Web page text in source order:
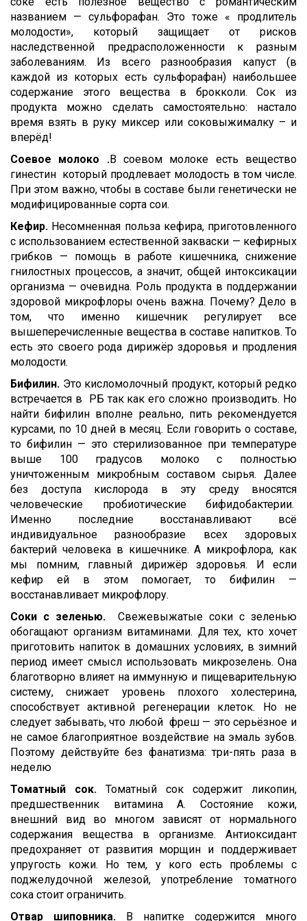
названием — сульфорафан. Это тоже « продлитель
молодости», который защищает от рисков
наследственной предрасположенности к разным
заболеваниям. Из всего разнообразия капуст (в
каждой из которых есть сульфорафан) наибольшее
содержание этого вещества в брокколи. Сок из
продукта можно сделать самостоятельно: настало
время взять в руку миксер или соковыжималку – и
вперёд!
Соевое молоко .В соевом молоке есть вещество
гинестин который продлевает молодость в том числе.
При этом важно, чтобы в составе были генетически не
модифицированные сорта сои.
Кефир. Несомненная польза кефира, приготовленного
с использованием естественной закваски — кефирных
грибков — помощь в работе кишечника, снижение
гнилостных процессов, а значит, общей интоксикации
организма — очевидна. Роль продукта в поддержании
здоровой микрофлоры очень важна. Почему? Дело в
том, что именно кишечник регулирует все
вышеперечисленные вещества в составе напитков. То
есть это своего рода дирижёр здоровья и продления
молодости.
Бифилин. Это кисломолочный продукт, который редко
встречается в РБ так как его сложно производить. Но
найти бифилин вполне реально, пить рекомендуется
курсами, по 10 дней в месяц. Если говорить о составе,
то бифилин — это стерилизованное при температуре
выше 100 градусов молоко с полностью
уничтоженным микробным составом сырья. Далее
без доступа кислорода в эту среду вносятся
человеческие пробиотические бифидобактерии.
Именно последние восстанавливают всё
индивидуальное разнообразие всех здоровых
бактерий человека в кишечнике. А микрофлора, как
мы помним, главный дирижёр здоровья. И если
кефир ей в этом помогает, то бифилин —
восстанавливает микрофлору.
Соки с зеленью. Свежевыжатые соки с зеленью
обогащают организм витаминами. Для тех, кто хочет
приготовить напиток в домашних условиях, в зимний
период имеет смысл использовать микрозелень. Она
благотворно влияет на иммунную и пищеварительную
систему, снижает уровень плохого холестерина,
способствует активной регенерации клеток. Но не
следует забывать, что любой фреш — это серьёзное и
не самое благоприятное воздействие на эмаль зубов.
Поэтому действуйте без фанатизма: три-пять раза в
неделю
Томатный сок. Томатный сок содержит ликопин,
предшественник витамина А. Состояние кожи,
внешний вид во многом зависят от нормального
содержания вещества в организме. Антиоксидант
предохраняет от развития морщин и поддерживает
упругость кожи. Но тем, у кого есть проблемы с
поджелудочной железой, употребление томатного
сока стоит ограничить.
Отвар шиповника.
В напитке содержится много